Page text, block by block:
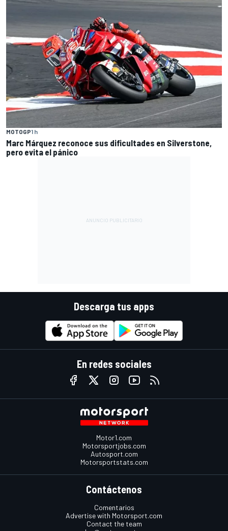
MOTOGP1 h
Marc Márquez reconoce sus dificultades en Silverstone,
pero evita el pánico
Descarga tus apps
En redes sociales
Motor1.com
Motorsportjobs.com
Autosport.com
Motorsportstats.com
Contáctenos
Comentarios
Advertise with Motorsport.com
Contact the team